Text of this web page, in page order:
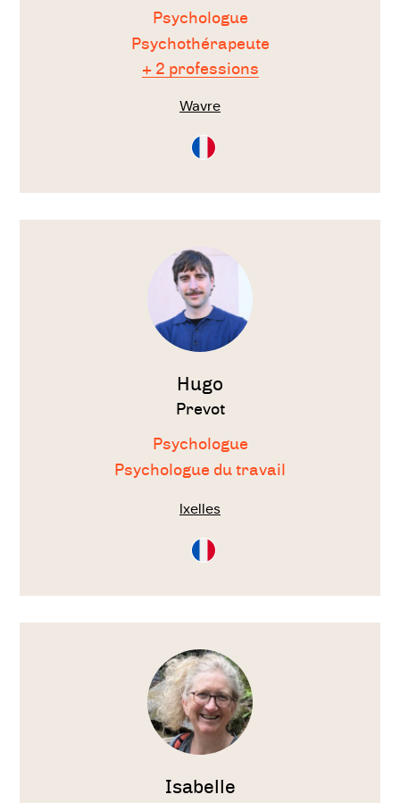
Psychologue
Psychothérapeute
+ 2 professions
Wavre
Consultation
en
Voir
Hugo
Prevot
Psychologue
Psychologue du travail
Ixelles
Consultation
en
Voir
Isabelle